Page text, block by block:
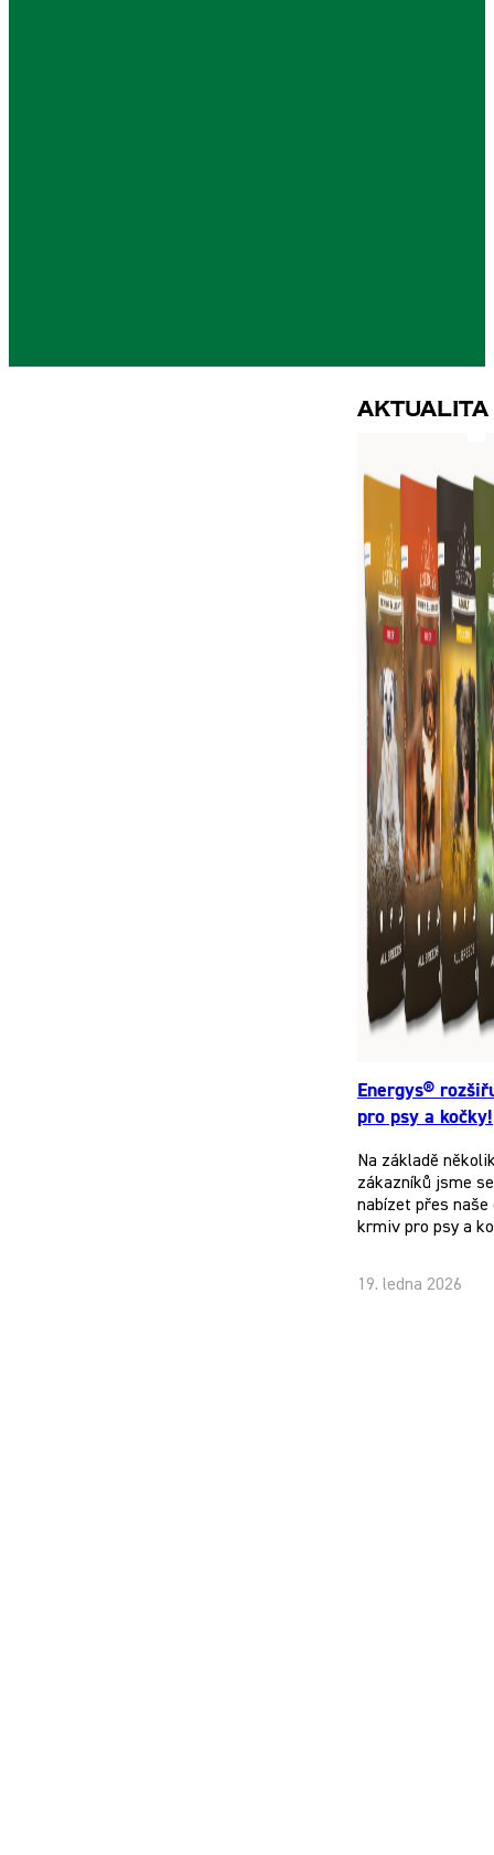
Aktualita
Energys®
pro psy a kočky!
Na základě
zákazníků jsme
nabízet přes
krmiv pro psy a
19. ledna 2026